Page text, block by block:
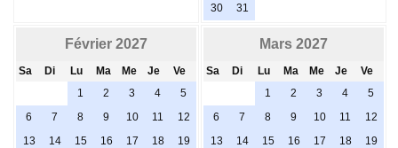
30
31
Février 2027
Sa Di Lu Ma Me Je
Ve
1
2 3 4
5
6
7 8 9 10 11
12
13
14 15 16 17 18
19
Mars 2027
Sa Di Lu Ma Me Je
Ve
1
2 3 4
5
6
7 8 9 10 11
12
13
14 15 16 17 18
19